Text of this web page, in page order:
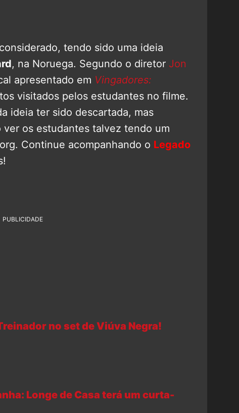
tendo sido uma ideia
, na Noruega. Segundo o diretor Jon
apresentado em Vingadores:
visitados pelos estudantes no filme.
ideia ter sido descartada, mas
os estudantes talvez tendo um
Continue acompanhando o Legado
PUBLICIDADE
no set de Viúva Negra!
Longe de Casa terá um curta-